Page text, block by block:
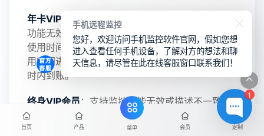
年卡VIP会员：支持无效退款政策，华鲸手机监控
功能无效或描述不一致支持全额退款，且支持剩余
使用时间计价退款服务，退款金额将会按照剩余使
用时间进行计算，向在线客服提交退款申请后24小
时内到账。
终身VIP会员 ：支持监控功能无效或描述不一致支
持全额退款，原则上不支持除监控软件本身功能应
用以外的问题申请退款，请购买前熟知。
首页 产品 菜单 会员 定制
1
手机远程监控
您好，欢迎访问手机监控软件官网，假如您想
进入查看任何手机设备，了解对方的想法和聊
天信息，请尽管在此在线客服窗口联系我们！